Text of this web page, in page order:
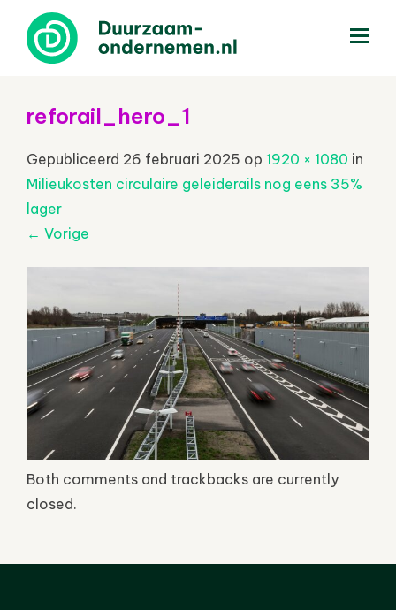
reforail_hero_1
Gepubliceerd 26 februari 2025 op 1920 × 1080 in
Milieukosten circulaire geleiderails nog eens 35%
lager
← Vorige
Both comments and trackbacks are currently
closed.